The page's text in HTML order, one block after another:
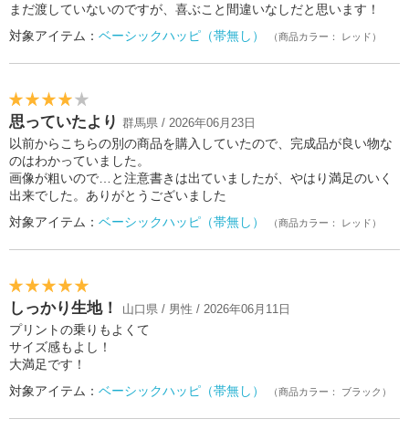
まだ渡していないのですが、喜ぶこと間違いなしだと思います！
対象アイテム： ベーシックハッピ（帯無し） （商品カラー： レッド）
思っていたより 群馬県 / 2026年06月23日
以前からこちらの別の商品を購入していたので、完成品が良い物な
のはわかっていました。
画像が粗いので…と注意書きは出ていましたが、やはり満足のいく
出来でした。ありがとうございました
対象アイテム： ベーシックハッピ（帯無し） （商品カラー： レッド）
しっかり生地！ 山口県 / 男性 / 2026年06月11日
プリントの乗りもよくて
サイズ感もよし！
大満足です！
対象アイテム： ベーシックハッピ（帯無し） （商品カラー： ブラック）